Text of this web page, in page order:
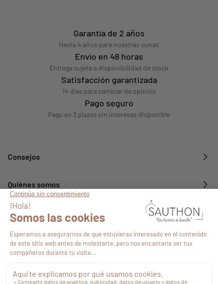
Garantía de 2 años
Hasta 4 años para nuestras cunas
Envío en 48 horas
Entrega sujeta a disponibilidad de stock
Satisfacción garantizada
14 días para cambiar de opinión
Pago seguro
Pago en 3 plazos sin intereses disponible
Consejos
Quiénes somos
Servicios
Síguenos en